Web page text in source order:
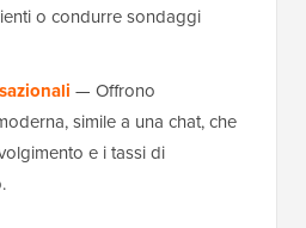
o condurre sondaggi
— Offrono
simile a una chat, che
e i tassi di